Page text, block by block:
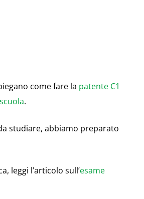
come fare la patente C1
.
studiare, abbiamo preparato
leggi l’articolo sull’esame